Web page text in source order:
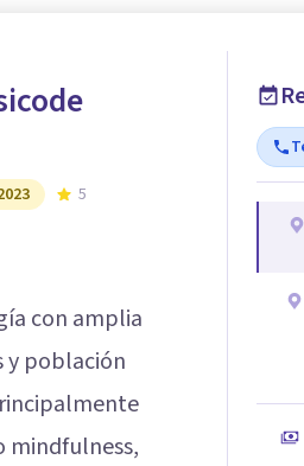
5
con amplia
y población
mindfulness,